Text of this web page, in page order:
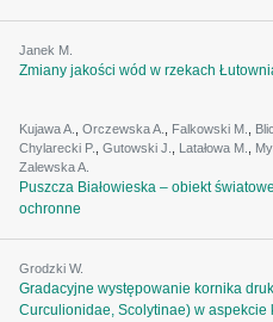
Janek M.
Zmiany jakości wód w rzekach
Kujawa A. Orczewska A. Falkowski M.
Chylarecki P.
Gutowski J. Latałowa M.
Zalewska A.
Puszcza Białowieska – obiekt
ochronne
Grodzki W.
Gradacyjne występowanie kornika
Curculionidae, Scolytinae) w aspekcie